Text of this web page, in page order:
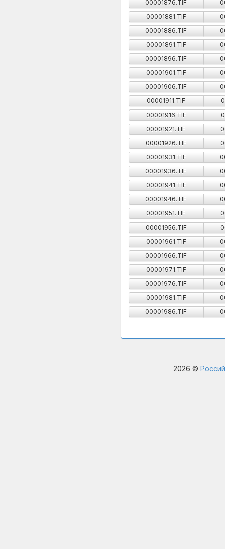
00001876.TIF
00001881.TIF
00001886.TIF
00001891.TIF
00001896.TIF
00001901.TIF
00001906.TIF
00001911.TIF
00001916.TIF
00001921.TIF
00001926.TIF
00001931.TIF
00001936.TIF
00001941.TIF
00001946.TIF
00001951.TIF
00001956.TIF
00001961.TIF
00001966.TIF
00001971.TIF
00001976.TIF
00001981.TIF
00001986.TIF
2026 ©